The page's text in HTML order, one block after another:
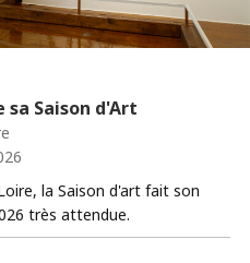
Saison d'Art
la Saison d'art fait son
très attendue.